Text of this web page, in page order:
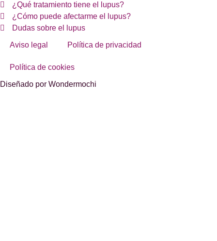
¿Qué tratamiento tiene el lupus?
¿Cómo puede afectarme el lupus?
Dudas sobre el lupus
Aviso legal Política de privacidad
Política de cookies
Diseñado por Wondermochi